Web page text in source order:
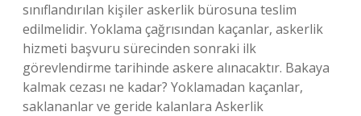
sınıflandırılan kişiler askerlik bürosuna teslim
edilmelidir. Yoklama çağrısından kaçanlar, askerlik
hizmeti başvuru sürecinden sonraki ilk
görevlendirme tarihinde askere alınacaktır. Bakaya
kalmak cezası ne kadar? Yoklamadan kaçanlar,
saklananlar ve geride kalanlara Askerlik